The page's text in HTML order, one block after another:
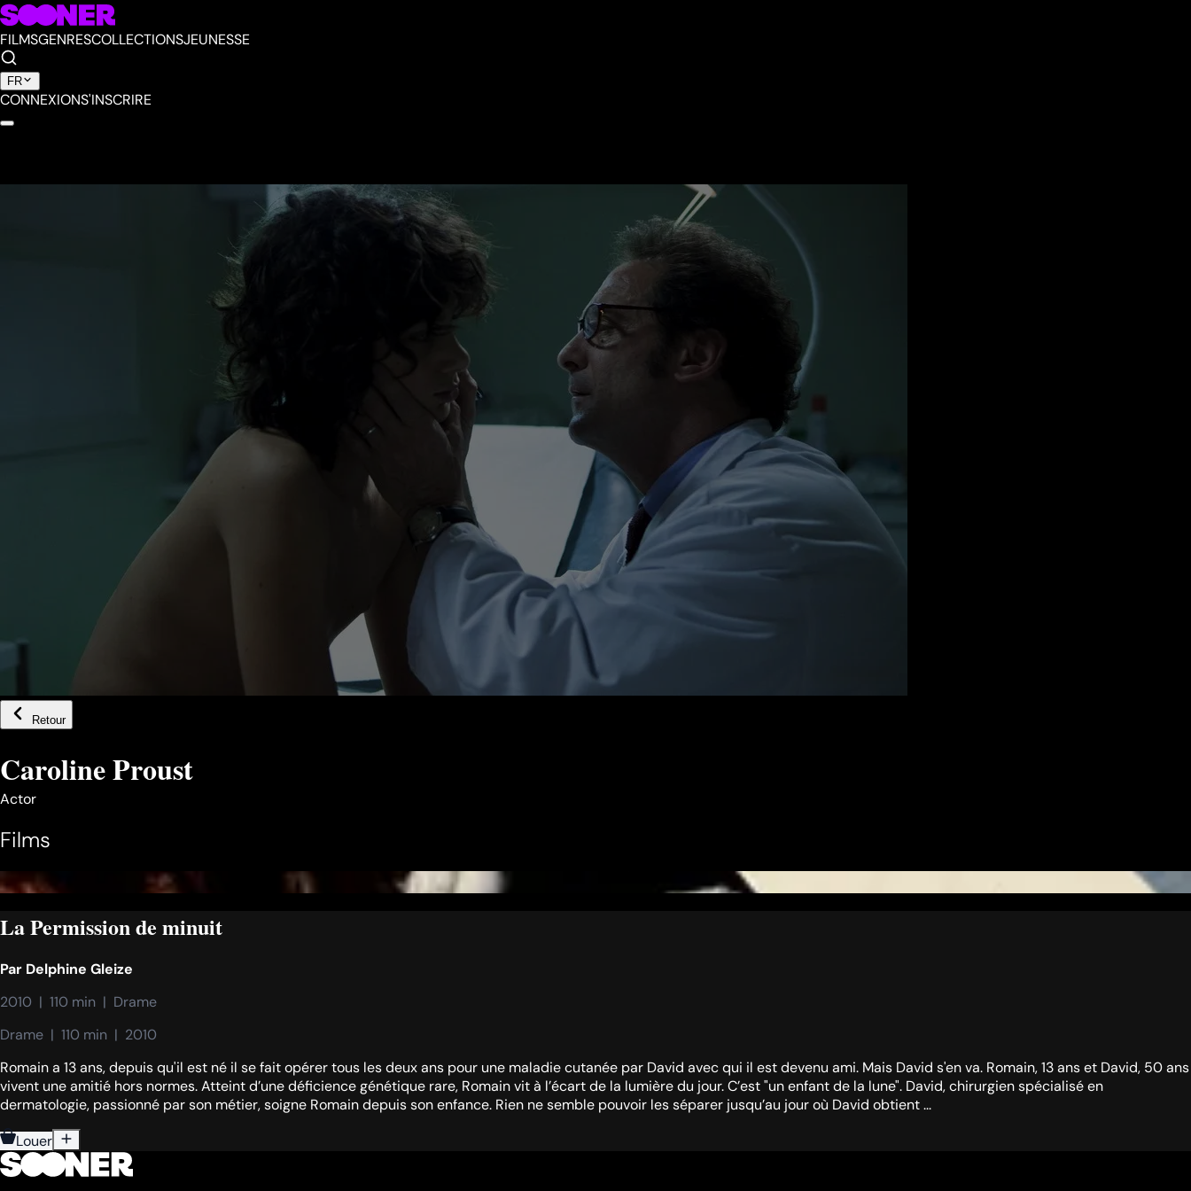
FILMSGENRESCOLLECTIONSJEUNESSE
FR
CONNEXIONS'INSCRIRE
Retour
Caroline Proust
Actor
Films
La Permission de minuit
Par Delphine Gleize
2010  |  110 min  |  Drame
Drame  |  110 min  |  2010
Romain a 13 ans, depuis qu'il est né il se fait opérer tous les deux ans pour une maladie cutanée par David avec qui il est devenu ami. Mais David s'en va. Romain, 13 ans et David, 50 ans
vivent une amitié hors normes. Atteint d’une déficience génétique rare, Romain vit à l’écart de la lumière du jour. C’est "un enfant de la lune". David, chirurgien spécialisé en
dermatologie, passionné par son métier, soigne Romain depuis son enfance. Rien ne semble pouvoir les séparer jusqu’au jour où David obtient ...
Louer